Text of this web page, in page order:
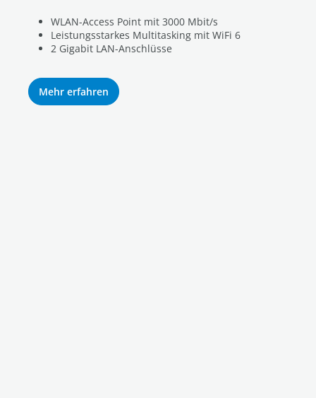
WLAN-Access Point mit 3000 Mbit/s
Leistungsstarkes Multitasking mit WiFi 6
2 Gigabit LAN-Anschlüsse
Mehr erfahren